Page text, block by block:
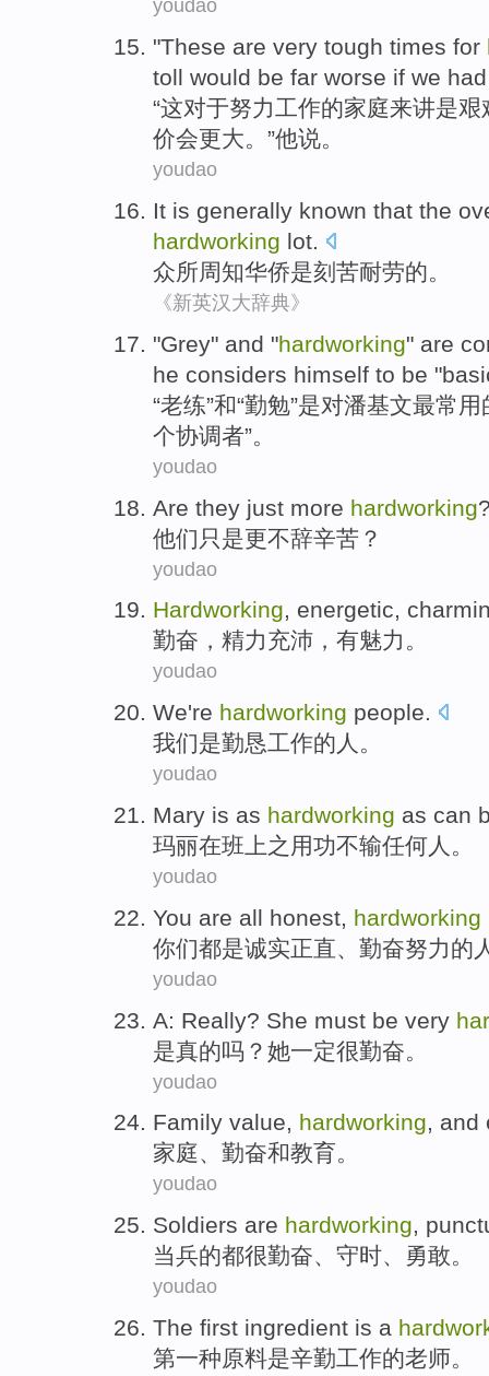
youdao
"These are very tough times for
toll would be far worse if we
“这对于努力工作的家庭来讲是艰
价会更大。”他说。
youdao
It is generally known that the
hardworking lot.
众所周知华侨是刻苦耐劳的。
《新英汉大辞典》
"Grey" and "hardworking" are
he considers himself to be "
“老练”和“勤勉”是对潘基文最常用
个协调者”。
youdao
Are they just more hardworking
他们 只是更不辞辛苦 ？
youdao
Hardworking, energetic,
勤奋 ， 精力充沛 ， 有魅力 。
youdao
We're hardworking people.
我们是勤恳工作的 人 。
youdao
Mary is as hardworking as can
玛丽在班上之 用功不输任何人。
youdao
You are all honest, hardworking
你们都是诚实正直、 勤奋努力的
youdao
A: Really? She must be very
是真的吗？ 她一定很勤奋 。
youdao
Family value, hardworking, and
家庭、 勤奋和教育。
youdao
Soldiers are hardworking,
当兵的都很勤奋、 守时、 勇敢。
youdao
The first ingredient is a
第一种原料是辛勤工作的老师。